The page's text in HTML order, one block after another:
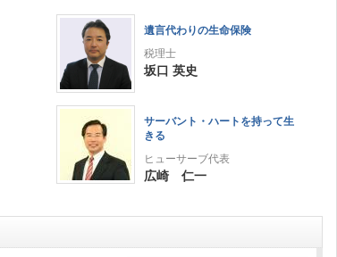
遺言代わりの生命保険
税理士
坂口 英史
サーバント・ハートを持って生
きる
ヒューサーブ代表
広崎 仁一